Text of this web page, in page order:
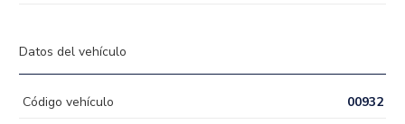
Datos del vehículo
Código vehículo
00932